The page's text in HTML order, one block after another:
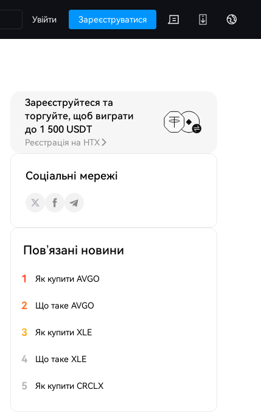
Увійти Зареєструватися
Обговорення
Зареєструйтеся та
торгуйте, щоб виграти
до 1 500 USDT
Реєстрація на HTX
Соціальні мережі
Пов’язані новини
1 Як купити AVGO
2 Що таке AVGO
3 Як купити XLE
4 Що таке XLE
5 Як купити CRCLX